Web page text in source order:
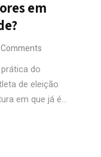
em
do
de eleição
em que já é...